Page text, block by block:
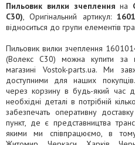
Пильовик вилки зчеплення на
C30), Оригінальний артикул:
відноситься до групи елементів
Пильовик вилки зчеплення
(Волекс C30) можна купити за
магазині Vostok-parts.ua. Ми
доступними для наших
через корзину в будь-який час
необхідні деталі в потрібній
забезпечать оперативну
пункт, де є представництва
якими ми співпрацюємо, в